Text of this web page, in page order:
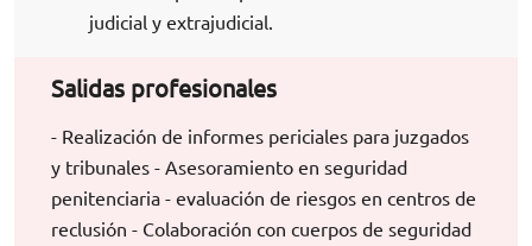
judicial y extrajudicial.
Salidas profesionales
- Realización de informes periciales para juzgados
y tribunales - Asesoramiento en seguridad
penitenciaria - evaluación de riesgos en centros de
reclusión - Colaboración con cuerpos de seguridad